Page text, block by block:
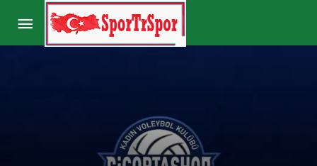
Rus ekibinin başkanından Ebrar Karakurt